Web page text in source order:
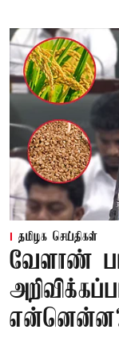
தமிழக செய்திகள்
வேளாண்